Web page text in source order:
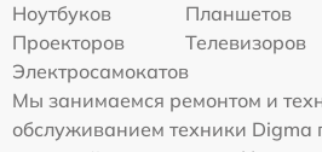
Ноутбуков
Планшетов
Проекторов
Телевизоров
Электросамокатов
Мы занимаемся ремонтом и
обслуживанием техники Digma